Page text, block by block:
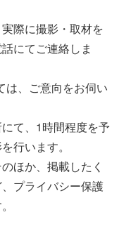
際に撮影・取材を
にてご連絡しま
は、ご意向をお伺い
て、1時間程度を予
行います。
ほか、掲載したく
プライバシー保護